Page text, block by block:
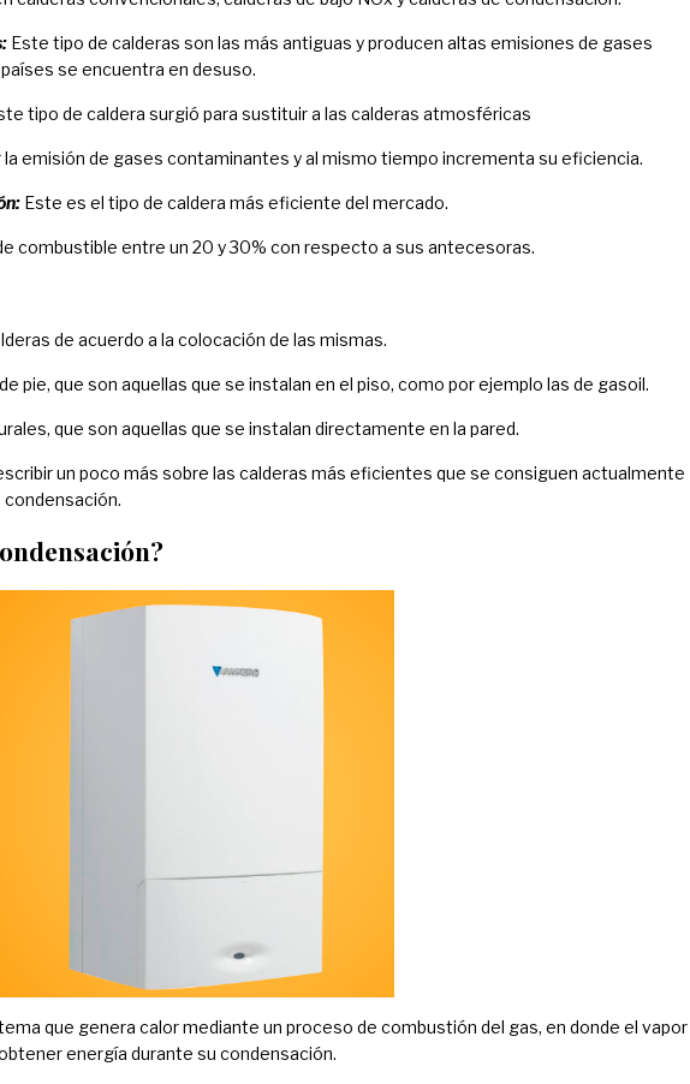
Este tipo de calderas son las más antiguas y producen altas emisiones de gases
se encuentra en desuso.
tipo de caldera surgió para sustituir a las calderas atmosféricas
la emisión de gases contaminantes y al mismo tiempo incrementa su eficiencia.
Este es el tipo de caldera más eficiente del mercado.
combustible entre un 20 y 30% con respecto a sus antecesoras.
de acuerdo a la colocación de las mismas.
pie, que son aquellas que se instalan en el piso, como por ejemplo las de gasoil.
que son aquellas que se instalan directamente en la pared.
un poco más sobre las calderas más eficientes que se consiguen actualmente
condensación.
que genera calor mediante un proceso de combustión del gas, en donde el vapor
energía durante su condensación.